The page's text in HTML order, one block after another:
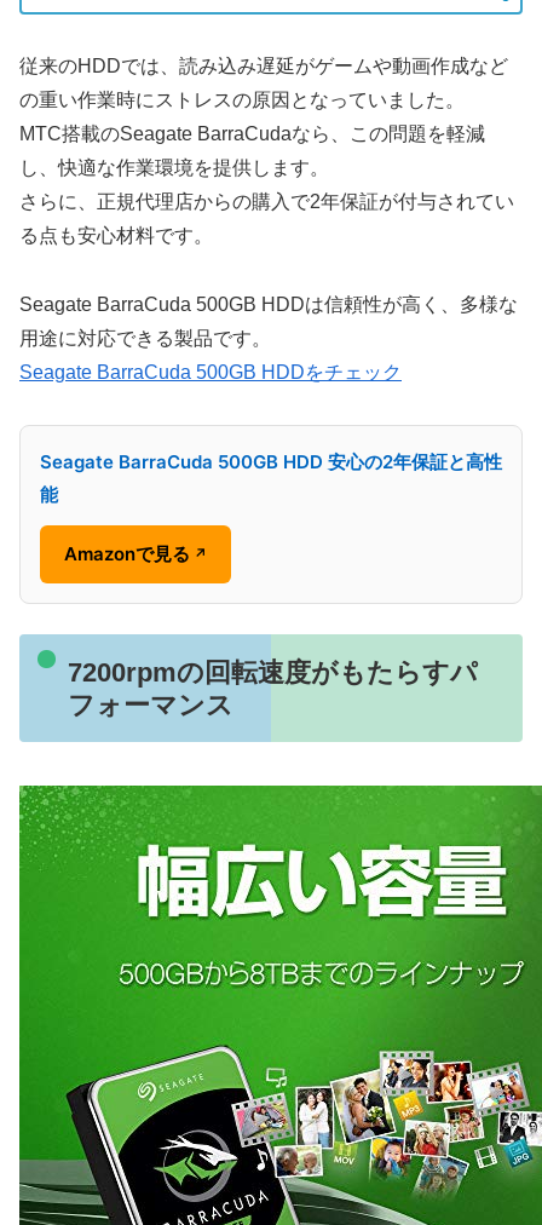
従来のHDDでは、読み込み遅延がゲームや動画作成など
の重い作業時にストレスの原因となっていました。
MTC搭載のSeagate BarraCudaなら、この問題を軽減
し、快適な作業環境を提供します。
さらに、正規代理店からの購入で2年保証が付与されてい
る点も安心材料です。
Seagate BarraCuda 500GB HDDは信頼性が高く、多様な
用途に対応できる製品です。
Seagate BarraCuda 500GB HDDをチェック
Seagate BarraCuda 500GB HDD 安心の2年保証と高性
能
Amazonで見る ↗
7200rpmの回転速度がもたらすパ
フォーマンス